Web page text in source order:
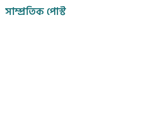
সাম্প্রতিক পোস্ট